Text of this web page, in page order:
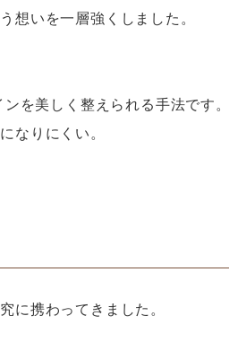
想いを一層強くしました。
を美しく整えられる手法です。
なりにくい。
に携わってきました。